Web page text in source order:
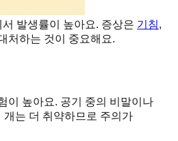
발생률이 높아요. 증상은 기침,
처하는 것이 중요해요.
이 높아요. 공기 중의 비말이나
는 더 취약하므로 주의가